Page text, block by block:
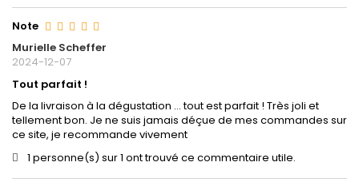
Note
Murielle Scheffer
2024-12-07
Tout parfait !
De la livraison à la dégustation ... tout est parfait ! Très joli et
tellement bon. Je ne suis jamais déçue de mes commandes sur
ce site, je recommande vivement
1 personne(s) sur 1 ont trouvé ce commentaire utile.